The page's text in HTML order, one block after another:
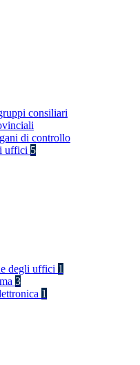
consiliari
di controllo
uffici 5
degli uffici 1
3
1